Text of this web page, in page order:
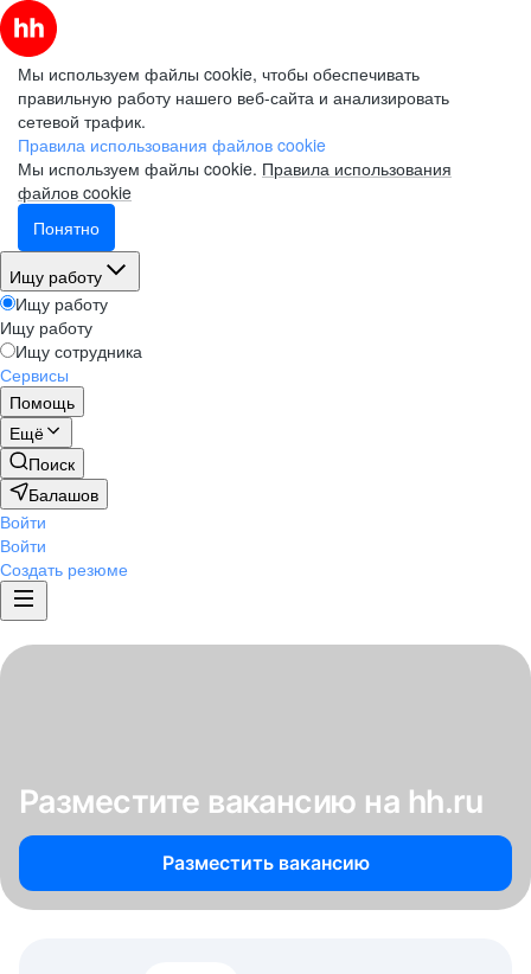
Мы используем файлы cookie, чтобы обеспечивать
правильную работу нашего веб-сайта и анализировать
сетевой трафик.
Правила использования файлов cookie
Мы используем файлы cookie. Правила использования
файлов cookie
Понятно
Ищу работу
Ищу работу
Ищу работу
Ищу сотрудника
Сервисы
Помощь
Ещё
Поиск
Балашов
Войти
Войти
Создать резюме
Разместите вакансию на hh.ru
Разместить вакансию